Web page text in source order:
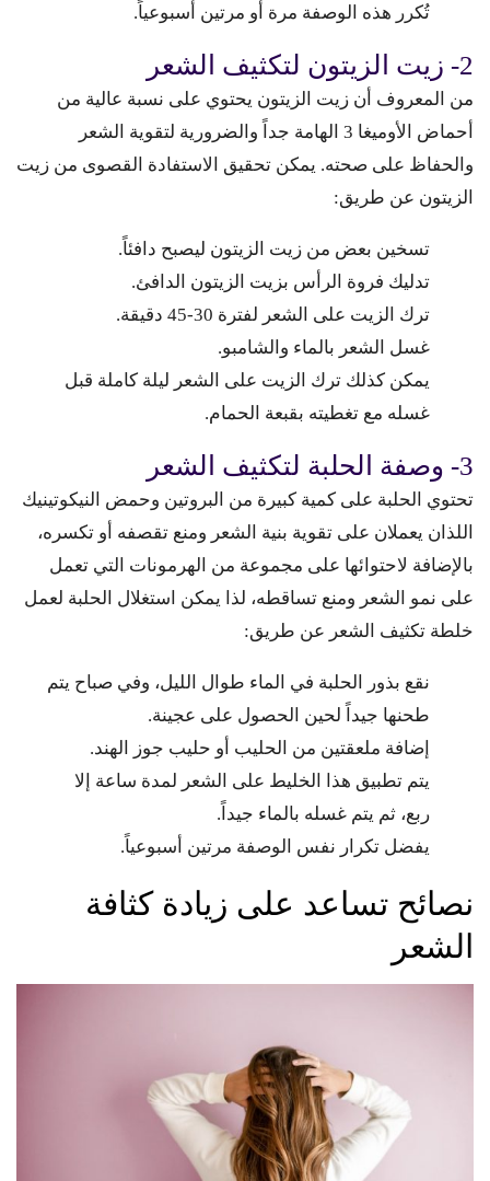
تُكرر هذه الوصفة مرة أو مرتين أسبوعياً.
2- زيت الزيتون لتكثيف الشعر
من المعروف أن زيت الزيتون يحتوي على نسبة عالية من
أحماض الأوميغا 3 الهامة جداً والضرورية لتقوية الشعر
والحفاظ على صحته. يمكن تحقيق الاستفادة القصوى من زيت
الزيتون عن طريق:
تسخين بعض من زيت الزيتون ليصبح دافئاً.
تدليك فروة الرأس بزيت الزيتون الدافئ.
ترك الزيت على الشعر لفترة 30-45 دقيقة.
غسل الشعر بالماء والشامبو.
يمكن كذلك ترك الزيت على الشعر ليلة كاملة قبل
غسله مع تغطيته بقبعة الحمام.
3- وصفة الحلبة لتكثيف الشعر
تحتوي الحلبة على كمية كبيرة من البروتين وحمض النيكوتينيك
اللذان يعملان على تقوية بنية الشعر ومنع تقصفه أو تكسره،
بالإضافة لاحتوائها على مجموعة من الهرمونات التي تعمل
على نمو الشعر ومنع تساقطه، لذا يمكن استغلال الحلبة لعمل
خلطة تكثيف الشعر عن طريق:
نقع بذور الحلبة في الماء طوال الليل، وفي صباح يتم
طحنها جيداً لحين الحصول على عجينة.
إضافة ملعقتين من الحليب أو حليب جوز الهند.
يتم تطبيق هذا الخليط على الشعر لمدة ساعة إلا
ربع، ثم يتم غسله بالماء جيداً.
يفضل تكرار نفس الوصفة مرتين أسبوعياً.
نصائح تساعد على زيادة كثافة
الشعر